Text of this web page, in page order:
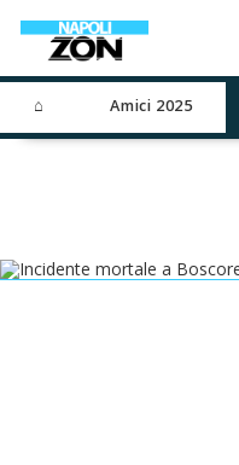
⌂ Amici 2025